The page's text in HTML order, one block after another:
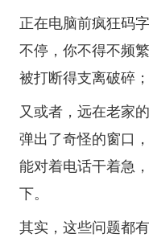
正在电脑前疯狂码
不停，你不得不频
被打断得支离破碎；
又或者，远在老家
弹出了奇怪的窗口
能对着电话干着急
下。
其实，这些问题都